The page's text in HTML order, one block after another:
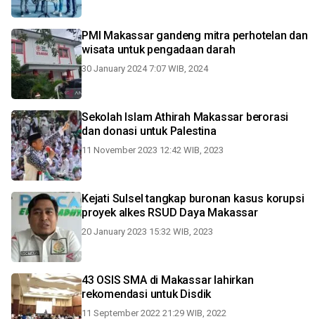
PMI Makassar gandeng mitra perhotelan dan
wisata untuk pengadaan darah
30 January 2024 7:07 WIB, 2024
Sekolah Islam Athirah Makassar berorasi
dan donasi untuk Palestina
11 November 2023 12:42 WIB, 2023
Kejati Sulsel tangkap buronan kasus korupsi
proyek alkes RSUD Daya Makassar
20 January 2023 15:32 WIB, 2023
43 OSIS SMA di Makassar lahirkan
rekomendasi untuk Disdik
11 September 2022 21:29 WIB, 2022